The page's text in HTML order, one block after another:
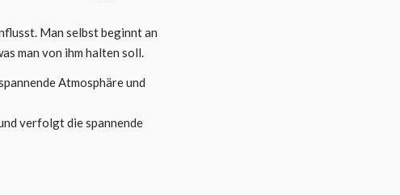
Man selbst beginnt an
man von ihm halten soll.
Atmosphäre und
verfolgt die spannende